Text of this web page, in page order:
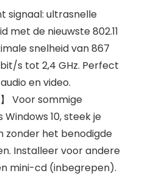
signaal: ultrasnelle
met de nieuwste 802.11
snelheid van 867
s tot 2,4 GHz. Perfect
en video.
Voor sommige
10, steek je
zonder het benodigde
Installeer voor andere
mini-cd (inbegrepen).